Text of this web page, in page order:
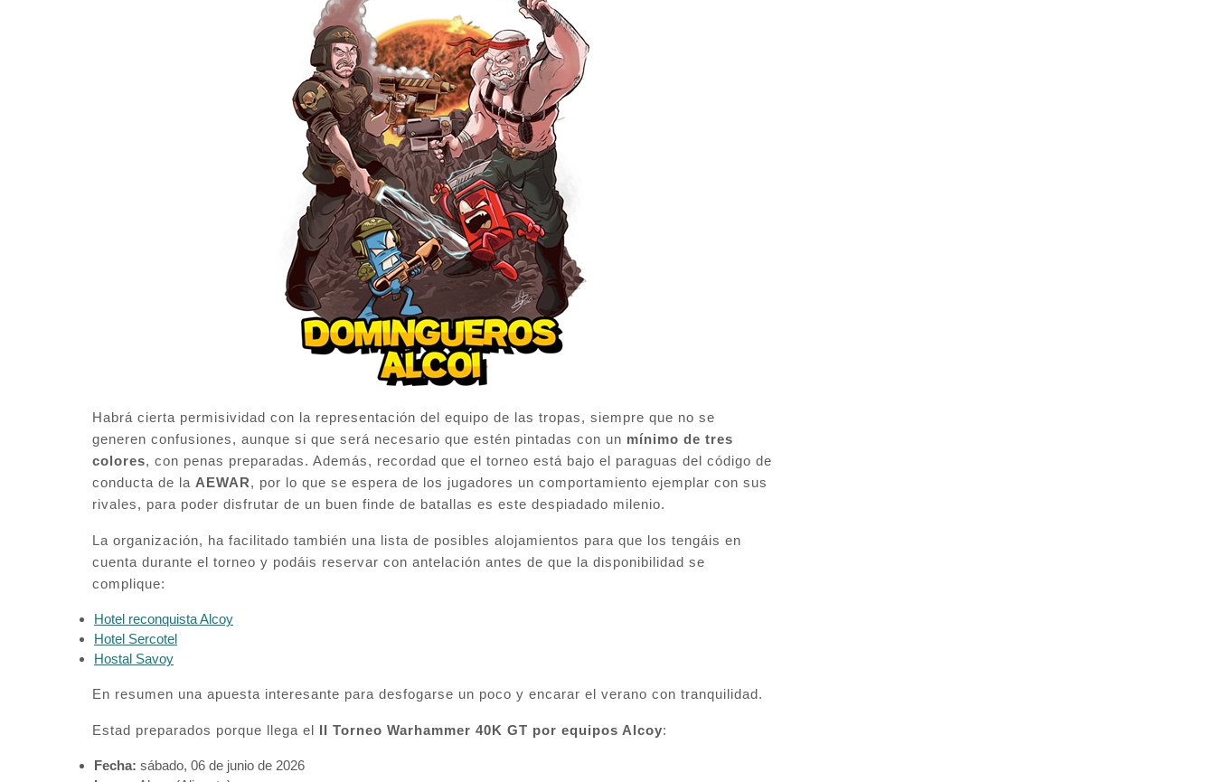
Habrá cierta permisividad con la representación del equipo de las tropas, siempre que no se
generen confusiones, aunque si que será necesario que estén pintadas con un mínimo de tres
colores, con penas preparadas. Además, recordad que el torneo está bajo el paraguas del código de
conducta de la AEWAR, por lo que se espera de los jugadores un comportamiento ejemplar con sus
rivales, para poder disfrutar de un buen finde de batallas es este despiadado milenio.
La organización, ha facilitado también una lista de posibles alojamientos para que los tengáis en
cuenta durante el torneo y podáis reservar con antelación antes de que la disponibilidad se
complique:
Hotel reconquista Alcoy
Hotel Sercotel
Hostal Savoy
En resumen una apuesta interesante para desfogarse un poco y encarar el verano con tranquilidad.
Estad preparados porque llega el II Torneo Warhammer 40K GT por equipos Alcoy:
Fecha: sábado, 06 de junio de 2026